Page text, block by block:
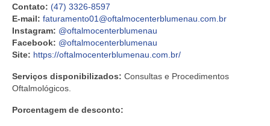
Contato: (47) 3326-8597
E-mail: faturamento01@oftalmocenterblumenau.com.br
Instagram: @oftalmocenterblumenau
Facebook: @oftalmocenterblumenau
Site: https://oftalmocenterblumenau.com.br/
Serviços disponibilizados: Consultas e Procedimentos
Oftalmológicos.
Porcentagem de desconto: